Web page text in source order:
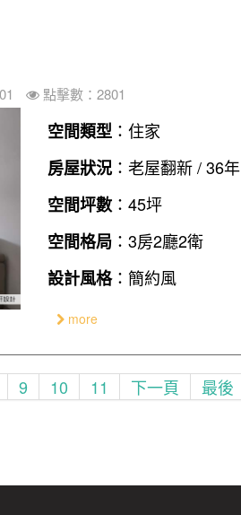
點擊數：2801
空間類型 ：住家
房屋狀況 ：老屋翻新 / 36年
空間坪數 ：45坪
空間格局 ：3房2廳2衛
設計風格：簡約風
more
9 10 11 下一頁 最後